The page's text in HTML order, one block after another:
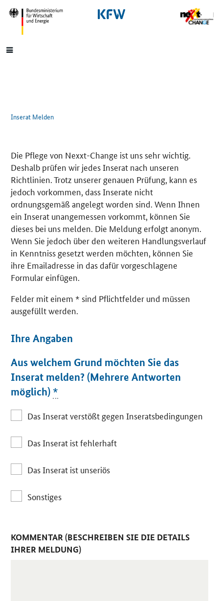
SrOnlyNavigation
Hauptmenü
Inserat Melden
Die Pflege von Nexxt-Change ist uns sehr wichtig.
Deshalb prüfen wir jedes Inserat nach unseren
Richtlinien. Trotz unserer genauen Prüfung, kann es
jedoch vorkommen, dass Inserate nicht
ordnungsgemäß angelegt worden sind. Wenn Ihnen
ein Inserat unangemessen vorkommt, können Sie
dieses bei uns melden. Die Meldung erfolgt anonym.
Wenn Sie jedoch über den weiteren Handlungsverlauf
in Kenntniss gesetzt werden möchten, können Sie
ihre Emailadresse in das dafür vorgeschlagene
Formular einfügen.
Felder mit einem * sind Pflichtfelder und müssen
ausgefüllt werden.
Ihre Angaben
Aus welchem Grund möchten Sie das
Inserat melden? (Mehrere Antworten
möglich) *
Das Inserat verstößt gegen Inseratsbedingungen
Das Inserat ist fehlerhaft
Das Inserat ist unseriös
Sonstiges
KOMMENTAR (BESCHREIBEN SIE DIE DETAILS
IHRER MELDUNG)